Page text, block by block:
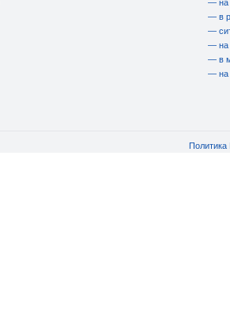
— на
— в
—
— на
— в
— на
Политика